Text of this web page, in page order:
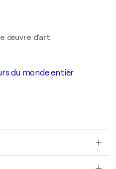
œuvre d'art
du monde entier